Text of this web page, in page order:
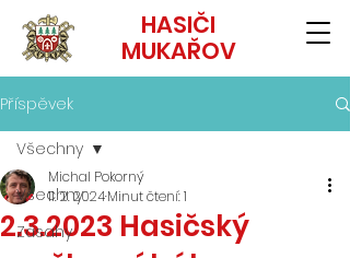
HASIČI
MUKAŘOV
Příspěvek
Všechny
Zásahy
Všechny
2.3.2023 Hasičský
Michal Pokorný
11. 2. 2024Minut čtení: 1